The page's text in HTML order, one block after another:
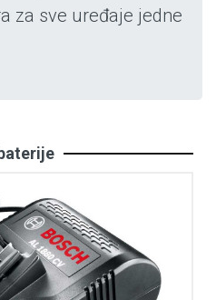
za sve uređaje jedne